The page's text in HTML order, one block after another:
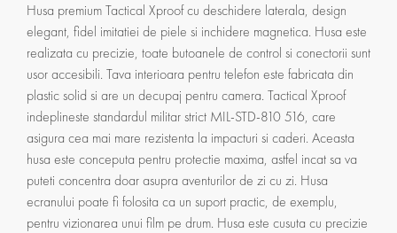
Husa premium Tactical Xproof cu deschidere laterala, design
elegant, fidel imitatiei de piele si inchidere magnetica. Husa este
realizata cu precizie, toate butoanele de control si conectorii sunt
usor accesibili. Tava interioara pentru telefon este fabricata din
plastic solid si are un decupaj pentru camera. Tactical Xproof
indeplineste standardul militar strict MIL-STD-810 516, care
asigura cea mai mare rezistenta la impacturi si caderi. Aceasta
husa este conceputa pentru protectie maxima, astfel incat sa va
puteti concentra doar asupra aventurilor de zi cu zi. Husa
ecranului poate fi folosita ca un suport practic, de exemplu,
pentru vizionarea unui film pe drum. Husa este cusuta cu precizie